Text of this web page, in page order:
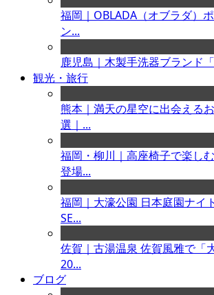
福岡｜OBLADA（オブラダ）
ン...
鹿児島｜木製手洗器ブランド
観光・旅行
熊本｜満天の星空に出会える
選｜...
福岡・柳川｜高座椅子で楽し
登場...
福岡｜大濠公園 日本庭園ナイ
SE...
佐賀｜古湯温泉 佐賀風雅で「
20...
ブログ